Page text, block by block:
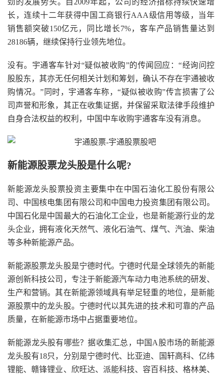
劲的发展势头。自2009年起，公司的经济指标持续快速增
长，连续十二年获得中国工商银行AAA级信用等级，当年
销售额突破150亿元，同比增长7%，客车产品销售量达到
28186辆，继续保持行业领先地位。
没有。宇通客车针对“疑似被收购”的传闻回应：“经询问控
股股东，其亦无任何相关计划和筹划，确认不存在宇通被收
购情况。”同时，宇通客车称，“疑似被收购”传言损害了公
司声誉和形象，其正在收集证据，并保留采取法律手段维护
自身合法权益的权利，中国中车收购宇通客车没有消息。
新能源股票龙头股是什么呢?
新能源龙头股票投资主要集中在中国石油化工股份有限公
司、中国核电集团有限公司和中国电力投资集团有限公司。
中国石化是中国最大的石油化工企业，也是新能源行业的龙
头企业，拥有液化天然气、液化石油气、煤气、汽油、柴油
等多种新能源产品。
新能源股票龙头股是宁德时代。宁德时代是全球领先的新能
源创新科技公司，专注于新能源汽车动力电池系统的研发、
生产和营销。其在新能源领域具有举足轻重的地位，是新能
源股票中的龙头股。宁德时代以其先进的技术和可靠的产品
质量，在新能源市场中占据重要地位。
新能源龙头股有哪些？据收集汇总，中国A股市场的新能源
龙头股有18只，分别是宁德时代、比亚迪、国轩高科、亿纬
锂能、赣锋锂业、欣旺达、派能科技、容百科技、格林美、